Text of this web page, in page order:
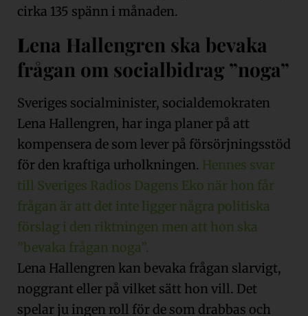
cirka 135 spänn i månaden.
Lena Hallengren ska bevaka
frågan om socialbidrag ”noga”
Sveriges socialminister, socialdemokraten
Lena Hallengren, har inga planer på att
kompensera de som lever på försörjningsstöd
för den kraftiga urholkningen. Hennes svar
till Sveriges Radios Dagens Eko när hon får
frågan är att det inte ligger några politiska
förslag i den riktningen men att hon ska
”bevaka frågan noga”.
Lena Hallengren kan bevaka frågan slarvigt,
noggrant eller på vilket sätt hon vill. Det
spelar ju ingen roll för de som drabbas och